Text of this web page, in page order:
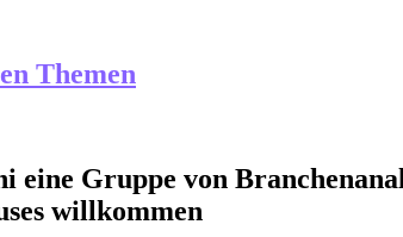
Themen
eine Gruppe von
willkommen